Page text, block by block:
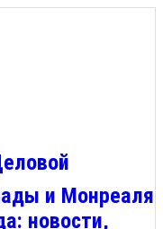
и Монреаля
новости,